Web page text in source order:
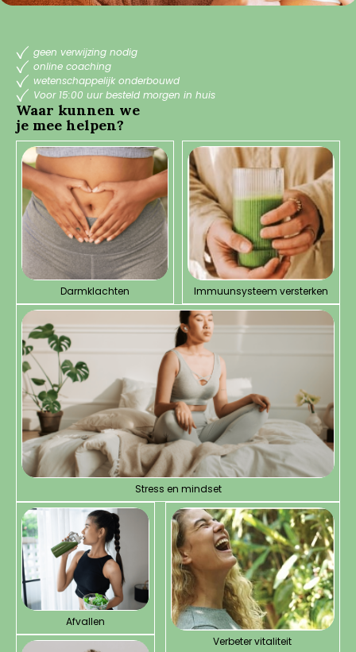
geen verwijzing nodig
online coaching
wetenschappelijk onderbouwd
Voor 15:00 uur besteld morgen in huis
Waar kunnen we
je mee helpen?
Darmklachten Immuunsysteem versterken
Stress en mindset
Afvallen
Verbeter vitaliteit